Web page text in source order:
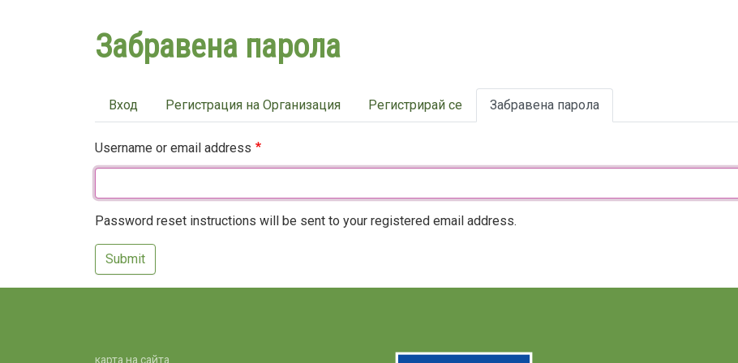
Забравена парола
Primary
tabs
Вход Регистрация на Организация Регистрирай се Забравена парола
Username or email address
Password reset instructions will be sent to your registered email address.
Submit
карта на сайта